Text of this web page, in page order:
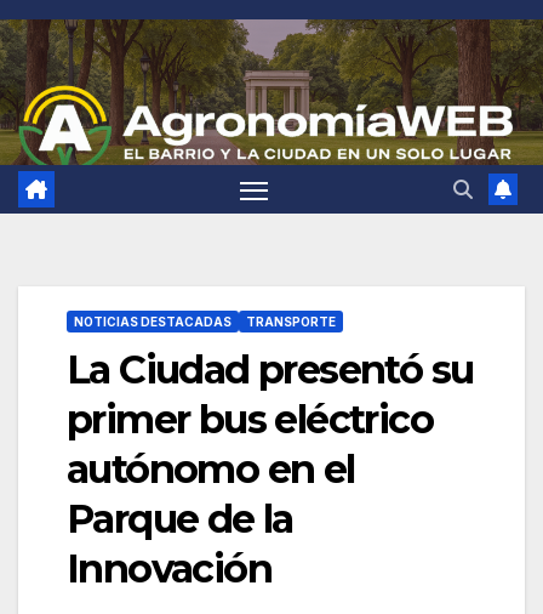
Saltar
al
contenido
NOTICIAS DESTACADAS TRANSPORTE
La Ciudad presentó su
primer bus eléctrico
autónomo en el
Parque de la
Innovación